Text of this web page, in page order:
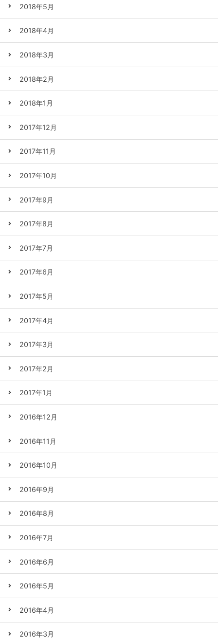
2018年5月
2018年4月
2018年3月
2018年2月
2018年1月
2017年12月
2017年11月
2017年10月
2017年9月
2017年8月
2017年7月
2017年6月
2017年5月
2017年4月
2017年3月
2017年2月
2017年1月
2016年12月
2016年11月
2016年10月
2016年9月
2016年8月
2016年7月
2016年6月
2016年5月
2016年4月
2016年3月